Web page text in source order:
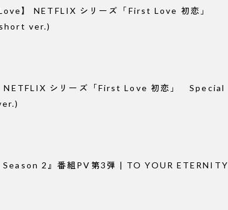
】 NETFLIX シリーズ「First Love 初恋」
ver.)
NETFLIX シリーズ「First Love 初恋」 Special
Season 2』番組PV第3弾 | TO YOUR ETERNITY